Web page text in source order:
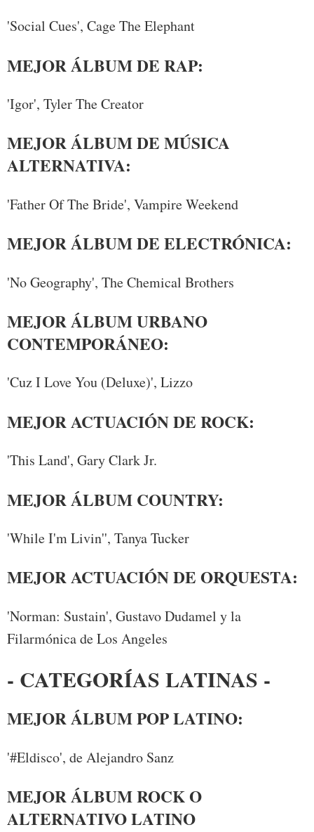
'Social Cues', Cage The Elephant
MEJOR ÁLBUM DE RAP:
'Igor', Tyler The Creator
MEJOR ÁLBUM DE MÚSICA
ALTERNATIVA:
'Father Of The Bride', Vampire Weekend
MEJOR ÁLBUM DE ELECTRÓNICA:
'No Geography', The Chemical Brothers
MEJOR ÁLBUM URBANO
CONTEMPORÁNEO:
'Cuz I Love You (Deluxe)', Lizzo
MEJOR ACTUACIÓN DE ROCK:
'This Land', Gary Clark Jr.
MEJOR ÁLBUM COUNTRY:
'While I'm Livin'', Tanya Tucker
MEJOR ACTUACIÓN DE ORQUESTA:
'Norman: Sustain', Gustavo Dudamel y la
Filarmónica de Los Angeles
- CATEGORÍAS LATINAS -
MEJOR ÁLBUM POP LATINO:
'#Eldisco', de Alejandro Sanz
MEJOR ÁLBUM ROCK O
ALTERNATIVO LATINO